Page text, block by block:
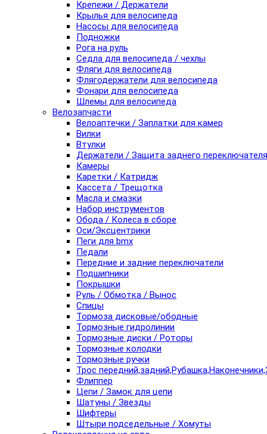
Крепежи / Держатели
Крылья для велосипеда
Насосы для велосипеда
Подножки
Рога на руль
Седла для велосипеда / чехлы
Фляги для велосипеда
Флягодержатели для велосипеда
Фонари для велосипеда
Шлемы для велосипеда
Велозапчасти
Велоаптечки / Заплатки для камер
Вилки
Втулки
Держатели / Защита заднего переключателя
Камеры
Каретки / Катридж
Кассета / Трещотка
Масла и смазки
Набор инструментов
Обода / Колеса в сборе
Оси/Эксцентрики
Пеги для bmx
Педали
Передние и задние переключатели
Подшипники
Покрышки
Руль / Обмотка / Вынос
Спицы
Тормоза дисковые/ободные
Тормозные гидролинии
Тормозные диски / Роторы
Тормозные колодки
Тормозные ручки
Трос
Флиппер
Цепи / Замок для цепи
Шатуны / Звезды
Шифтеры
Штыри подседельные / Хомуты